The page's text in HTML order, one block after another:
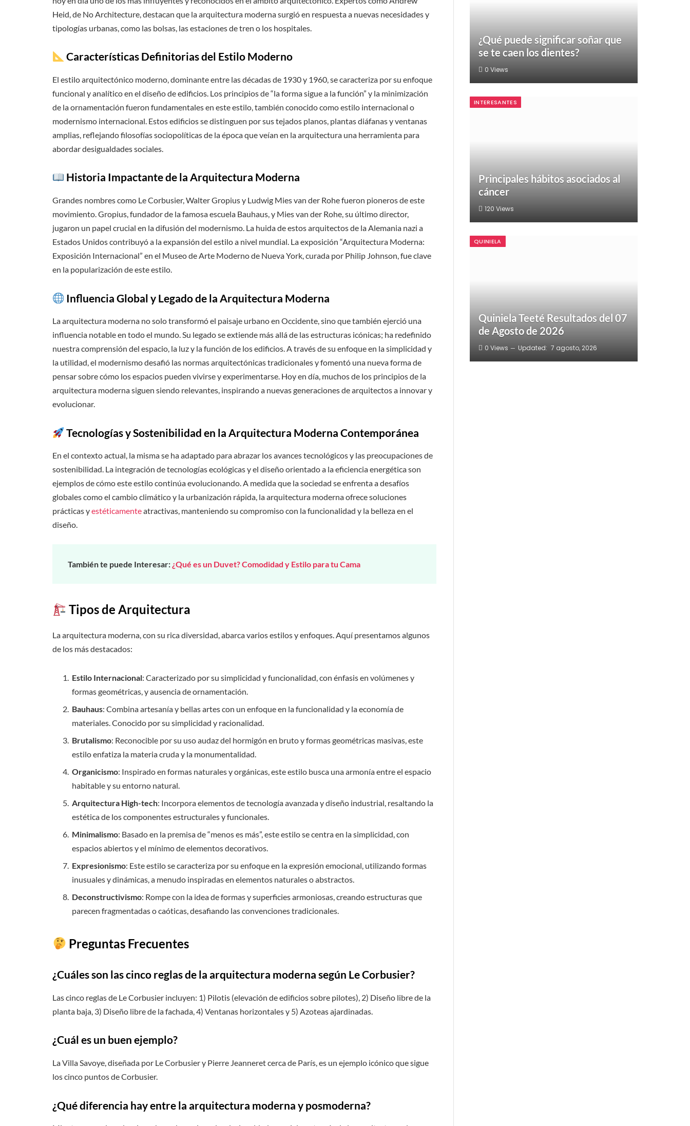
Heid, de No Architecture, destacan que la arquitectura moderna surgió en respuesta a nuevas necesidades y
tipologías urbanas, como las bolsas, las estaciones de tren o los hospitales.
Características Definitorias del Estilo Moderno
El estilo arquitectónico moderno, dominante entre las décadas de 1930 y 1960, se caracteriza por su enfoque
funcional y analítico en el diseño de edificios. Los principios de “la forma sigue a la función” y la minimización
de la ornamentación fueron fundamentales en este estilo, también conocido como estilo internacional o
modernismo internacional. Estos edificios se distinguen por sus tejados planos, plantas diáfanas y ventanas
amplias, reflejando filosofías sociopolíticas de la época que veían en la arquitectura una herramienta para
abordar desigualdades sociales.
Historia Impactante de la Arquitectura Moderna
Grandes nombres como Le Corbusier, Walter Gropius y Ludwig Mies van der Rohe fueron pioneros de este
movimiento. Gropius, fundador de la famosa escuela Bauhaus, y Mies van der Rohe, su último director,
jugaron un papel crucial en la difusión del modernismo. La huida de estos arquitectos de la Alemania nazi a
Estados Unidos contribuyó a la expansión del estilo a nivel mundial. La exposición “Arquitectura Moderna:
Exposición Internacional” en el Museo de Arte Moderno de Nueva York, curada por Philip Johnson, fue clave
en la popularización de este estilo.
Influencia Global y Legado de la Arquitectura Moderna
La arquitectura moderna no solo transformó el paisaje urbano en Occidente, sino que también ejerció una
influencia notable en todo el mundo. Su legado se extiende más allá de las estructuras icónicas; ha redefinido
nuestra comprensión del espacio, la luz y la función de los edificios. A través de su enfoque en la simplicidad y
la utilidad, el modernismo desafió las normas arquitectónicas tradicionales y fomentó una nueva forma de
pensar sobre cómo los espacios pueden vivirse y experimentarse. Hoy en día, muchos de los principios de la
arquitectura moderna siguen siendo relevantes, inspirando a nuevas generaciones de arquitectos a innovar y
evolucionar.
Tecnologías y Sostenibilidad en la Arquitectura Moderna Contemporánea
En el contexto actual, la misma se ha adaptado para abrazar los avances tecnológicos y las preocupaciones de
sostenibilidad. La integración de tecnologías ecológicas y el diseño orientado a la eficiencia energética son
ejemplos de cómo este estilo continúa evolucionando. A medida que la sociedad se enfrenta a desafíos
globales como el cambio climático y la urbanización rápida, la arquitectura moderna ofrece soluciones
prácticas yestéticamenteatractivas, manteniendo su compromiso con la funcionalidad y la belleza en el
diseño.
También te puede Interesar: ¿Qué es un Duvet? Comodidad y Estilo para tu Cama
​Tipos de Arquitectura
La arquitectura moderna, con su rica diversidad, abarca varios estilos y enfoques. Aquí presentamos algunos
de los más destacados:
Estilo Internacional: Caracterizado por su simplicidad y funcionalidad, con énfasis en volúmenes y
formas geométricas, y ausencia de ornamentación.
Bauhaus: Combina artesanía y bellas artes con un enfoque en la funcionalidad y la economía de
materiales. Conocido por su simplicidad y racionalidad.
Brutalismo: Reconocible por su uso audaz del hormigón en bruto y formas geométricas masivas, este
estilo enfatiza la materia cruda y la monumentalidad.
Organicismo: Inspirado en formas naturales y orgánicas, este estilo busca una armonía entre el espacio
habitable y su entorno natural.
Arquitectura High-tech: Incorpora elementos de tecnología avanzada y diseño industrial, resaltando la
estética de los componentes estructurales y funcionales.
Minimalismo: Basado en la premisa de “menos es más”, este estilo se centra en la simplicidad, con
espacios abiertos y el mínimo de elementos decorativos.
Expresionismo: Este estilo se caracteriza por su enfoque en la expresión emocional, utilizando formas
inusuales y dinámicas, a menudo inspiradas en elementos naturales o abstractos.
Deconstructivismo: Rompe con la idea de formas y superficies armoniosas, creando estructuras que
parecen fragmentadas o caóticas, desafiando las convenciones tradicionales.
Preguntas Frecuentes
¿Cuáles son las cinco reglas de la arquitectura moderna según Le Corbusier?
Las cinco reglas de Le Corbusier incluyen: 1) Pilotis (elevación de edificios sobre pilotes), 2) Diseño libre de la
planta baja, 3) Diseño libre de la fachada, 4) Ventanas horizontales y 5) Azoteas ajardinadas.
¿Cuál es un buen ejemplo?
La Villa Savoye, diseñada por Le Corbusier y Pierre Jeanneret cerca de París, es un ejemplo icónico que sigue
los cinco puntos de Corbusier.
¿Qué diferencia hay entre la arquitectura moderna y posmoderna?
¿Qué puede significar soñar que
se te caen los dientes?
0 Views
INTERESANTES
Principales hábitos asociados al
cáncer
120 Views
QUINIELA
Quiniela Teeté Resultados del 07
de Agosto de 2026
0 Views Updated: 7 agosto, 2026